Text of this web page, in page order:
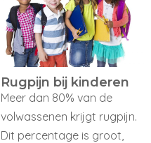
Rugpijn bij kinderen
Meer dan 80% van de
volwassenen krijgt rugpijn.
Dit percentage is groot,